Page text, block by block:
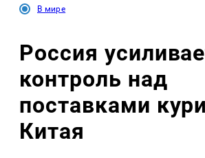
В мире
Россия
контроль над
поставками
Китая